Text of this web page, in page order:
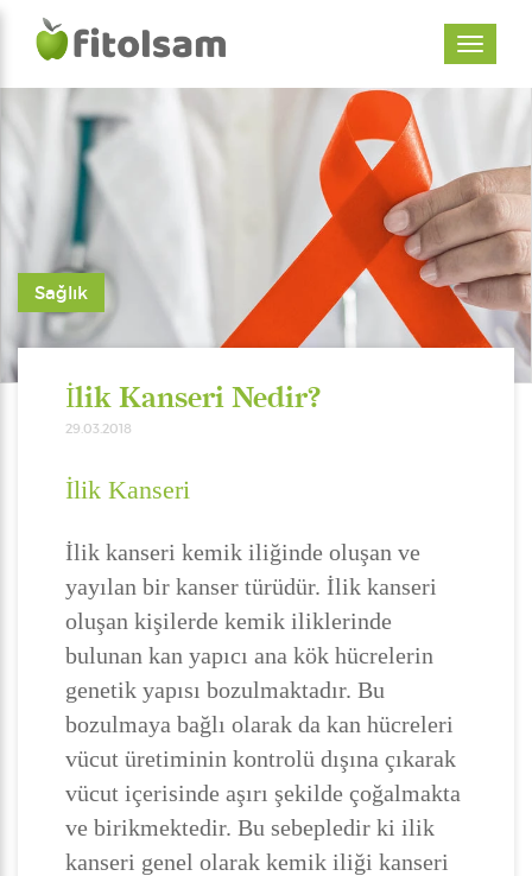
Sağlık
İlik Kanseri Nedir?
29.03.2018
İlik Kanseri
İlik kanseri kemik iliğinde oluşan ve
yayılan bir kanser türüdür. İlik kanseri
oluşan kişilerde kemik iliklerinde
bulunan kan yapıcı ana kök hücrelerin
genetik yapısı bozulmaktadır. Bu
bozulmaya bağlı olarak da kan hücreleri
vücut üretiminin kontrolü dışına çıkarak
vücut içerisinde aşırı şekilde çoğalmakta
ve birikmektedir. Bu sebepledir ki ilik
kanseri genel olarak kemik iliği kanseri